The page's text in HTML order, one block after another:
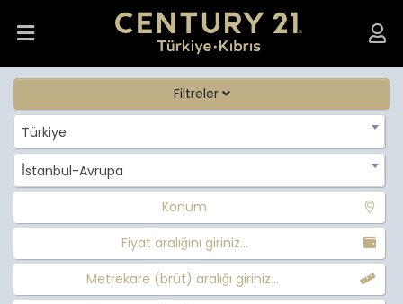
Filtreler
Türkiye
İstanbul-Avrupa
Konum
Fiyat aralığını giriniz...
Metrekare (brüt) aralığı giriniz...